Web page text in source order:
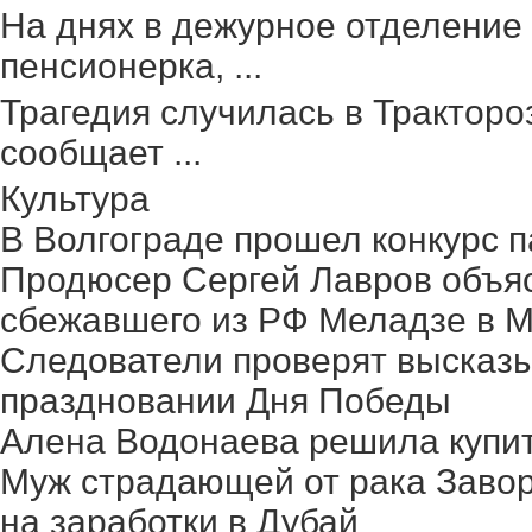
На днях в дежурное
пенсионерка, ...
Трагедия случилась в
сообщает ...
Культура
В Волгограде прошел конкурс
Продюсер Сергей Лавров
сбежавшего из РФ Меладзе в
Следователи проверят
праздновании Дня Победы
Алена Водонаева решила
Муж страдающей от рака
на заработки в Дубай